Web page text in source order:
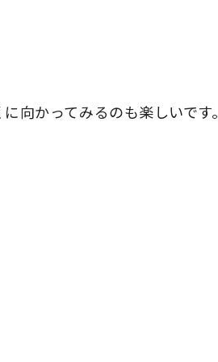
向かってみるのも楽しいです。